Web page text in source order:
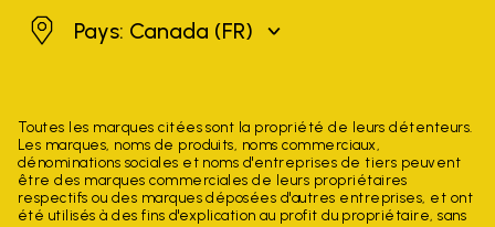
CanadaPays: Canada (FR)
Toutes les marques citées sont la propriété de leurs détenteurs.
Les marques, noms de produits, noms commerciaux,
dénominations sociales et noms d'entreprises de tiers peuvent
être des marques commerciales de leurs propriétaires
respectifs ou des marques déposées d'autres entreprises, et ont
été utilisés à des fins d'explication au profit du propriétaire, sans